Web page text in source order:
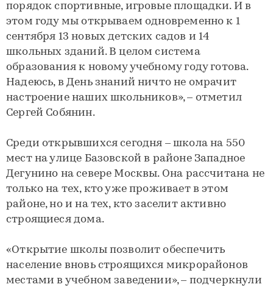
порядок спортивные, игровые площадки. И в
этом году мы открываем одновременно к 1
сентября 13 новых детских садов и 14
школьных зданий. В целом система
образования к новому учебному году готова.
Надеюсь, в День знаний ничто не омрачит
настроение наших школьников», – отметил
Сергей Собянин.
Среди открывшихся сегодня – школа на 550
мест на улице Базовской в районе Западное
Дегунино на севере Москвы. Она рассчитана не
только на тех, кто уже проживает в этом
районе, но и на тех, кто заселит активно
строящиеся дома.
«Открытие школы позволит обеспечить
население вновь строящихся микрорайонов
местами в учебном заведении», – подчеркнули